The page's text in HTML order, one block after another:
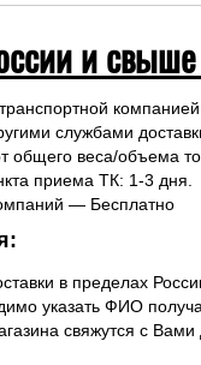
и
службами
общего веса/объема
приема ТК: 1-3 дня.
— Бесплатно
в пределах
указать ФИО
свяжутся с